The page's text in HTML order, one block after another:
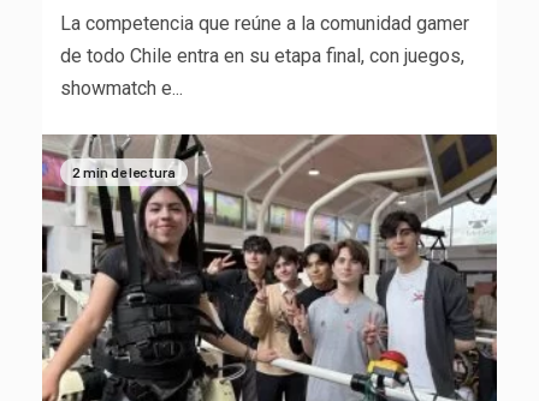
La competencia que reúne a la comunidad gamer
de todo Chile entra en su etapa final, con juegos,
showmatch e...
2 min de lectura